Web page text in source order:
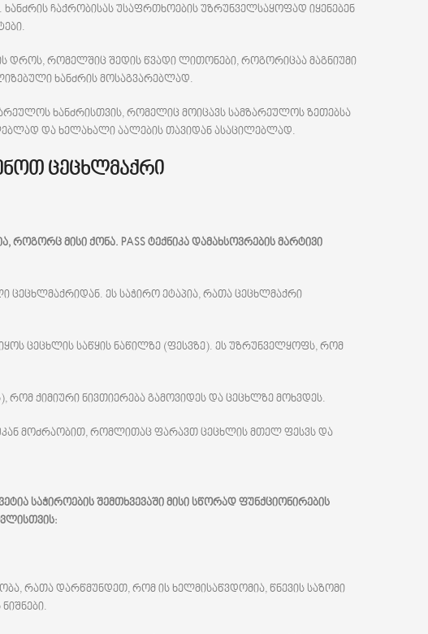
ჩაქრობისას უსაფრთხოების უზრუნველსაყოფად იყენებენ
დროს, რომელშიც შედის წვადი ლითონები, როგორიცაა მაგნიუმი
ხანძრის მოსაგვარებლად.
ხანძრისთვის, რომელიც მოიცავს სამზარეულოს ზეთებსა
და ხელახალი აალების თავიდან ასაცილებლად.
ცეცხლმაქრი
როგორც მისი ქონა. PASS ტექნიკა დამახსოვრების მარტივი
ეს საჭირო ეტაპია, რათა ცეცხლმაქრი
ცეცხლის საწყის ნაწილზე (ფესვზე). ეს უზრუნველყოფს, რომ
რომ ქიმიური ნივთიერება გამოვიდეს და ცეცხლზე მოხვდეს.
მოძრაობით, რომლითაც ფარავთ ცეცხლის მთელ ფესვს და
საჭიროების შემთხვევაში მისი სწორად ფუნქციონირების
რათა დარწმუნდეთ, რომ ის ხელმისაწვდომია, წნევის საზომი